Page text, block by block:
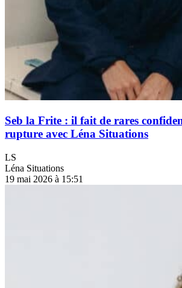
Seb la Frite : il fait de rares
rupture avec Léna Situations
LS
Léna Situations
19 mai 2026 à 15:51